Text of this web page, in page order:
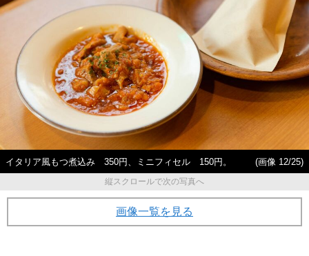
イタリア風もつ煮込み 350円、ミニフィセル 150円。
(画像 12/25)
縦スクロールで次の写真へ
画像一覧を見る